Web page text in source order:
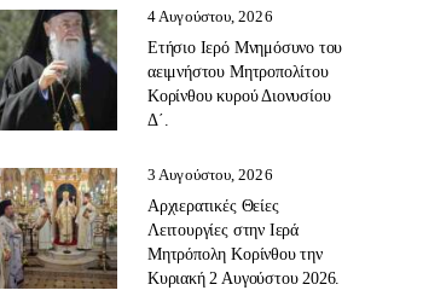
4 Αυγούστου, 2026
Ετήσιο Ιερό Μνημόσυνο του
αειμνήστου Μητροπολίτου
Κορίνθου κυρού Διονυσίου
Δ΄.
3 Αυγούστου, 2026
Αρχιερατικές Θείες
Λειτουργίες στην Ιερά
Μητρόπολη Κορίνθου την
Κυριακή 2 Αυγούστου 2026.